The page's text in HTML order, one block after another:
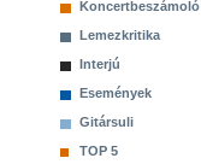
Koncertbeszámoló
Lemezkritika
Interjú
Események
Gitársuli
TOP 5